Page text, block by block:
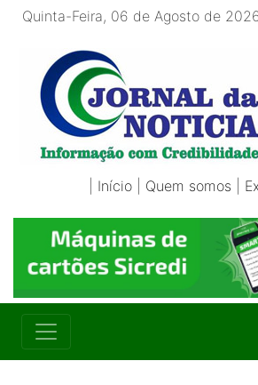
Quinta-Feira, 06 de Agosto de
Início Quem somos